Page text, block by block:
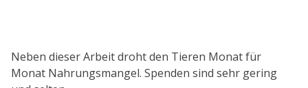
Neben dieser Arbeit droht den Tieren Monat für
Monat Nahrungsmangel. Spenden sind sehr gering